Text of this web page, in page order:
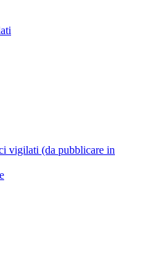
vigilati (da pubblicare in